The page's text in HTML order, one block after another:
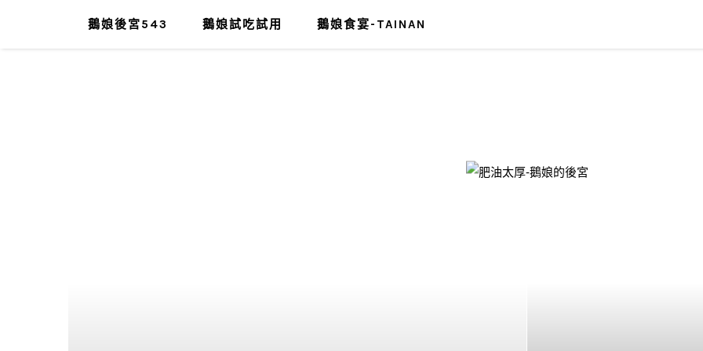
鵝娘後宮543 鵝娘試吃試用 鵝娘食宴-TAINAN
肥油太厚-鵝娘的後宮